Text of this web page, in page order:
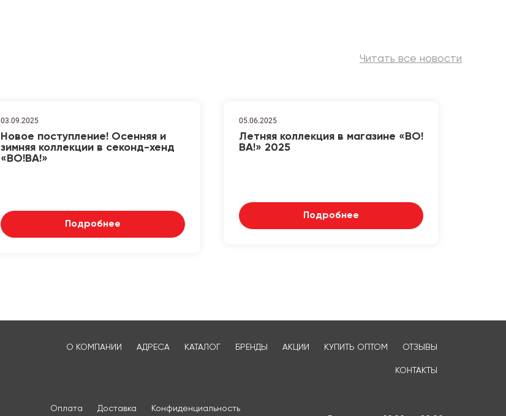
Читать все новости
03.09.2025
Новое поступление! Осенняя и
зимняя коллекции в секонд-хенд
«ВО!ВА!»
Подробнее
05.06.2025
Летняя коллекция в магазине «ВО!
ВА!» 2025
Подробнее
О КОМПАНИИ АДРЕСА КАТАЛОГ БРЕНДЫ АКЦИИ КУПИТЬ ОПТОМ ОТЗЫВЫ
КОНТАКТЫ
Оплата Доставка
Конфиденциальность